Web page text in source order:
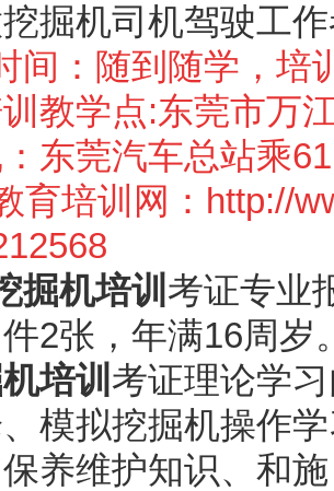
掘机司机驾驶工
间：随到随学，培
教学点:东莞市万
东莞汽车总站乘
育培训网： http://
掘机培训 考证专业
2张，年满16周岁
培训 考证理论学
模拟挖掘机操作
养维护知识、和